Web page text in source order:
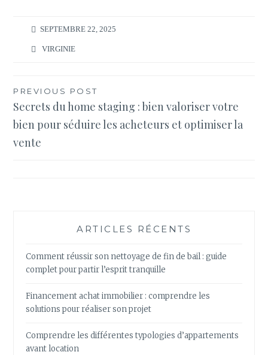
SEPTEMBRE 22, 2025
VIRGINIE
Navigation
de
l’article
PREVIOUS POST
Secrets du home staging : bien valoriser votre
bien pour séduire les acheteurs et optimiser la
vente
ARTICLES RÉCENTS
Comment réussir son nettoyage de fin de bail : guide
complet pour partir l’esprit tranquille
Financement achat immobilier : comprendre les
solutions pour réaliser son projet
Comprendre les différentes typologies d’appartements
avant location